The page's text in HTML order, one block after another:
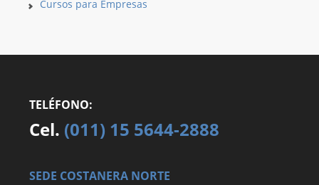
Cursos para Empresas
TELÉFONO:
Cel. (011) 15 5644-2888
SEDE COSTANERA NORTE